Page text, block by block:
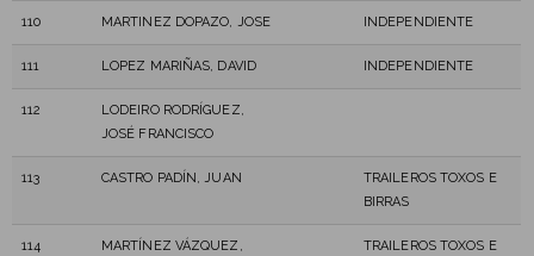
110 MARTINEZ DOPAZO, JOSE INDEPENDIENTE
111 LOPEZ MARIÑAS, DAVID INDEPENDIENTE
112
LODEIRO RODRÍGUEZ,
JOSÉ FRANCISCO
113 CASTRO PADÍN, JUAN
TRAILEROS TOXOS E
BIRRAS
114
MARTÍNEZ VÁZQUEZ,
TRAILEROS TOXOS E